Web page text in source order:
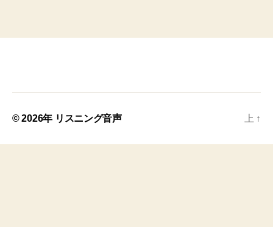
© 2026年 リスニング音声 上 ↑